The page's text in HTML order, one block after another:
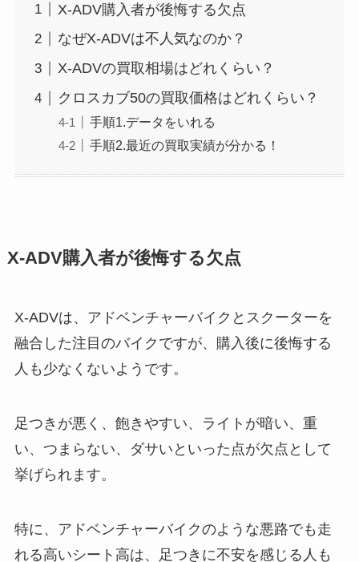
X-ADV購入者が後悔する欠点
なぜX-ADVは不人気なのか？
X-ADVの買取相場はどれくらい？
クロスカブ50の買取価格はどれくらい？
手順1.データをいれる
手順2.最近の買取実績が分かる！
X-ADV購入者が後悔する欠点
X-ADVは、アドベンチャーバイクとスクーターを
融合した注目のバイクですが、購入後に後悔する
人も少なくないようです。
足つきが悪く、飽きやすい、ライトが暗い、重
い、つまらない、ダサいといった点が欠点として
挙げられます。
特に、アドベンチャーバイクのような悪路でも走
れる高いシート高は、足つきに不安を感じる人も